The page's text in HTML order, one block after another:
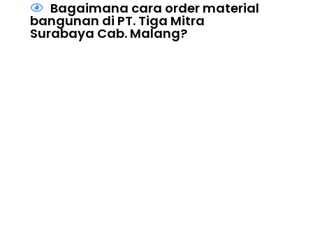
Bagaimana cara order material
bangunan di PT. Tiga Mitra
Surabaya Cab. Malang?